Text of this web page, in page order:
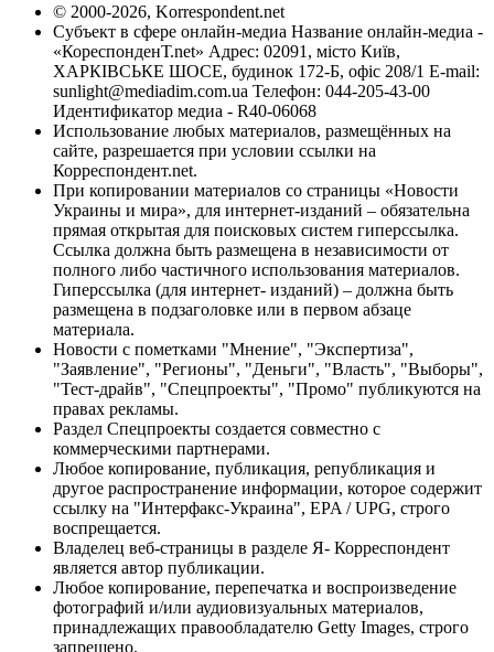
© 2000-2026, Korrespondent.net
Субъект в сфере онлайн-медиа Название онлайн-медиа -
«КореспонденТ.net» Адрес: 02091, місто Київ,
ХАРКІВСЬКЕ ШОСЕ, будинок 172-Б, офіс 208/1 E-mail:
sunlight@mediadim.com.ua Телефон: 044-205-43-00
Идентификатор медиа - R40-06068
Использование любых материалов, размещённых на
сайте, разрешается при условии ссылки на
Корреспондент.net.
При копировании материалов со страницы «Новости
Украины и мира», для интернет-изданий – обязательна
прямая открытая для поисковых систем гиперссылка.
Ссылка должна быть размещена в независимости от
полного либо частичного использования материалов.
Гиперссылка (для интернет- изданий) – должна быть
размещена в подзаголовке или в первом абзаце
материала.
Новости с пометками "Мнение", "Экспертиза",
"Заявление", "Регионы", "Деньги", "Власть", "Выборы",
"Тест-драйв", "Спецпроекты", "Промо" публикуются на
правах рекламы.
Раздел Спецпроекты создается совместно с
коммерческими партнерами.
Любое копирование, публикация, републикация и
другое распространение информации, которое содержит
ссылку на "Интерфакс-Украина", EPA / UPG, строго
воспрещается.
Владелец веб-страницы в разделе Я- Корреспондент
является автор публикации.
Любое копирование, перепечатка и воспроизведение
фотографий и/или аудиовизуальных материалов,
принадлежащих правообладателю Getty Images, строго
запрещено.